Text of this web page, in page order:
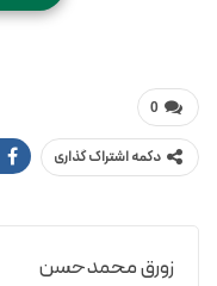
0
دکمه اشتراک گذاری
زورق محمدحسن